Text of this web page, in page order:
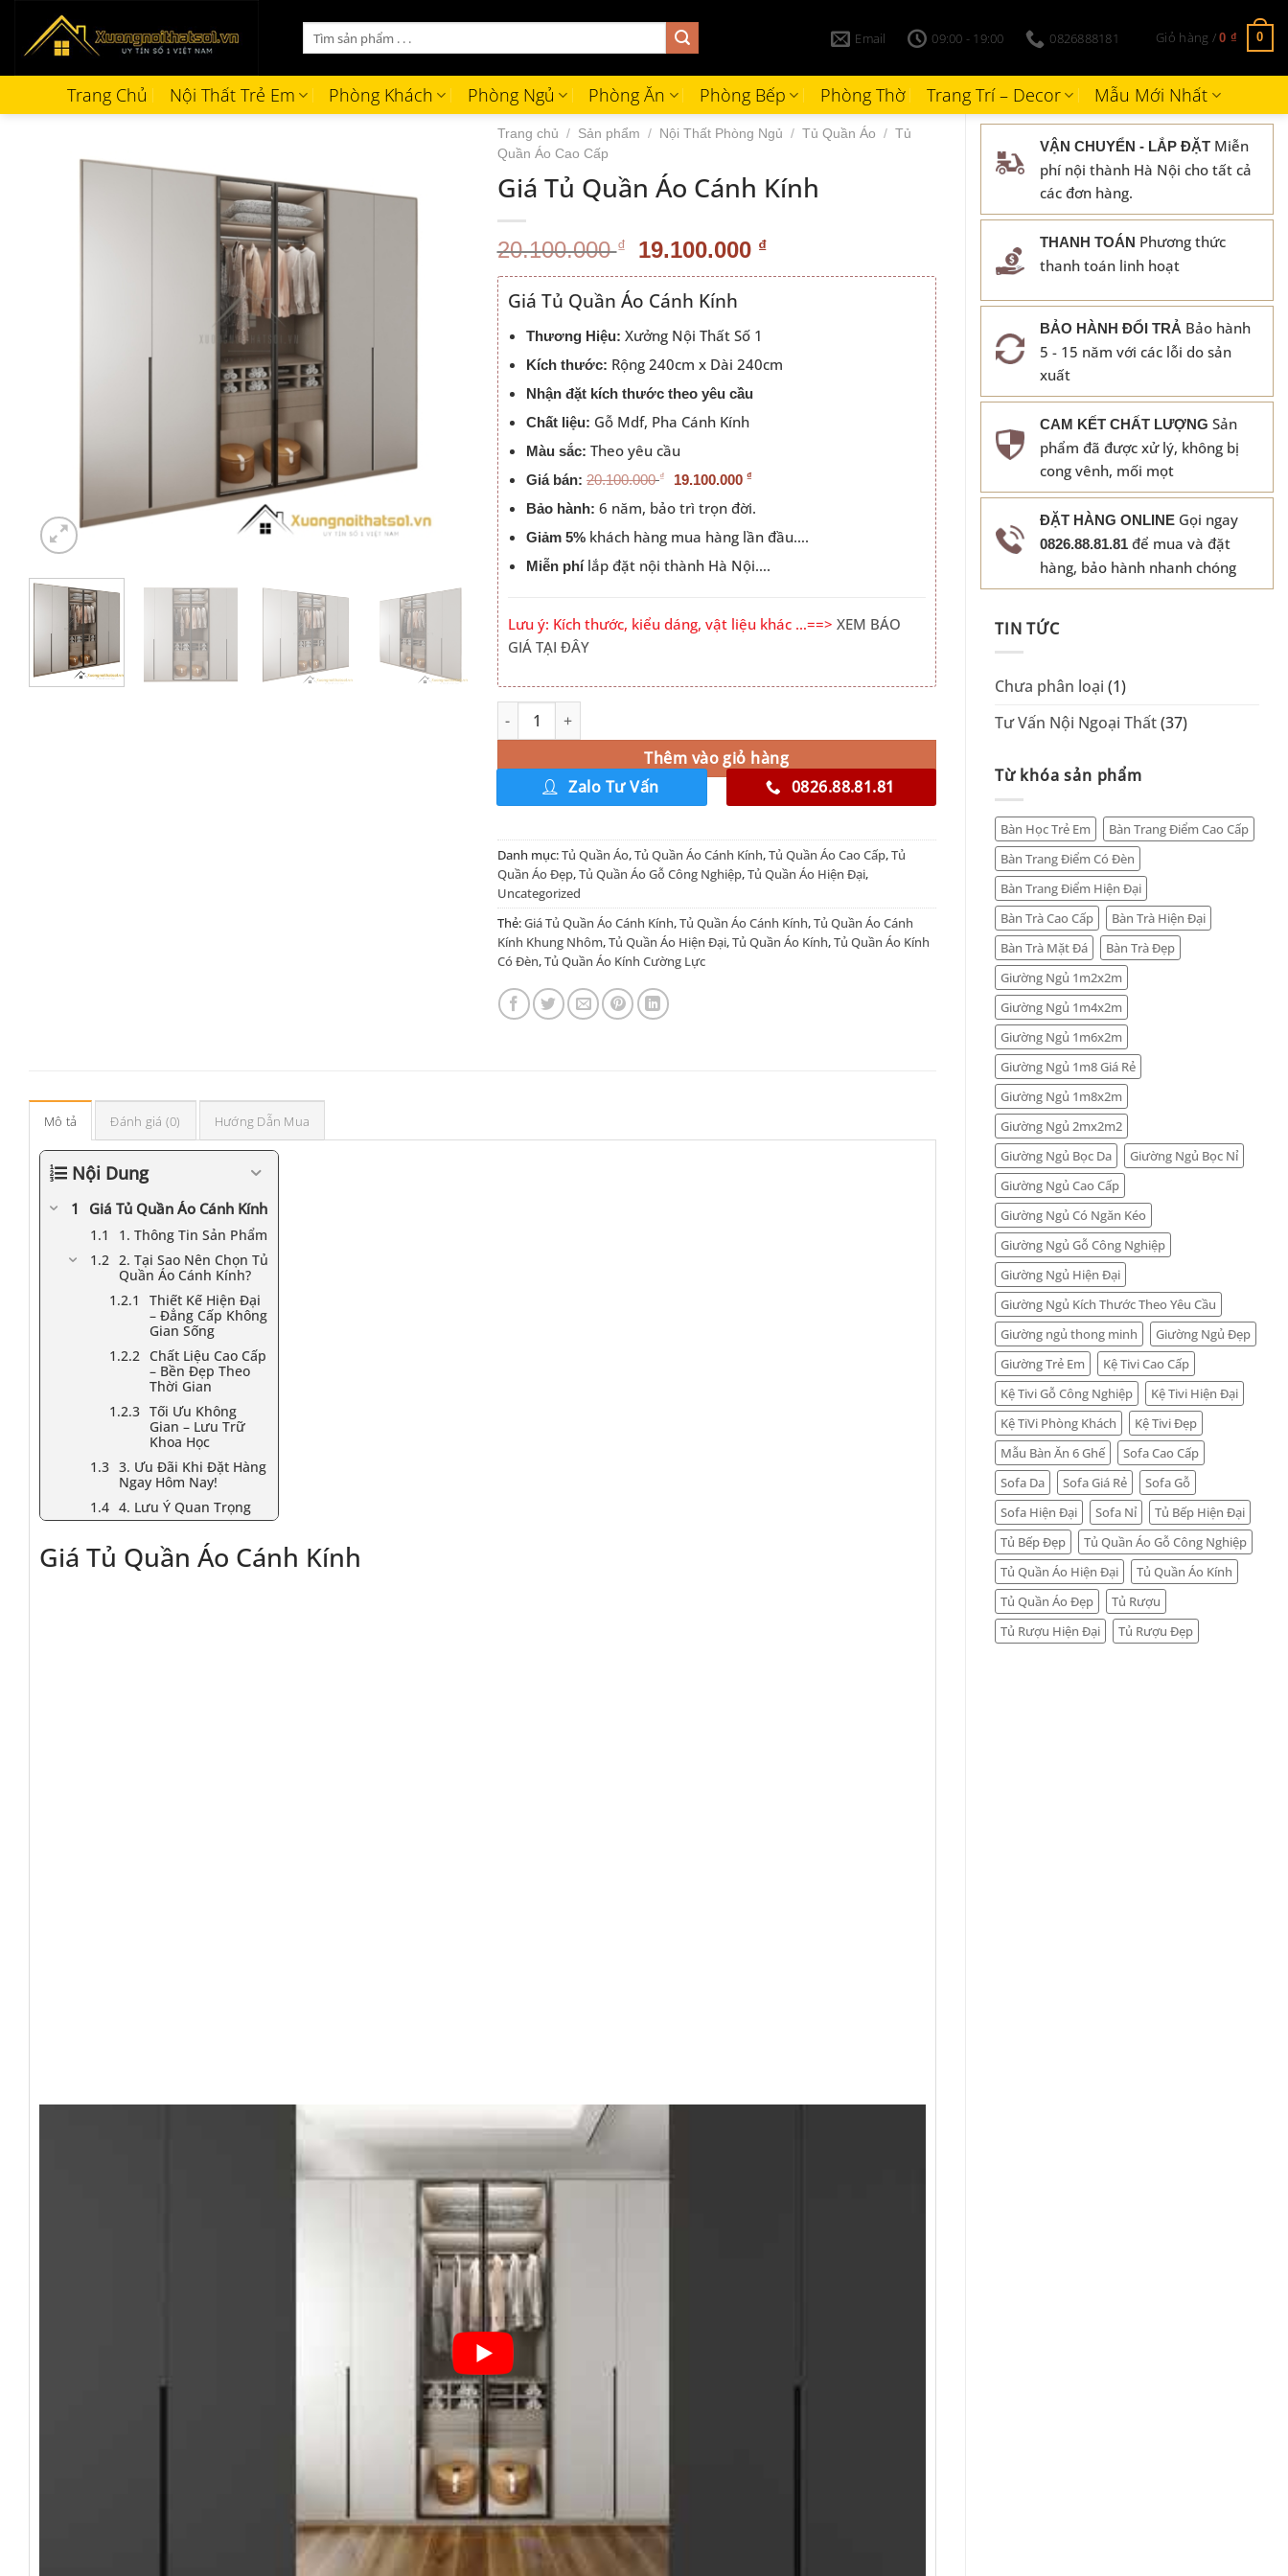
Tìm
kiếm:
Email 09:00 - 19:00 0826888181 Giỏ hàng /0 ₫ 0
Trang Chủ Nội Thất Trẻ Em Phòng Khách Phòng Ngủ Phòng Ăn Phòng Bếp Phòng Thờ Trang Trí – Decor Mẫu Mới Nhất
VẬN CHUYỂN - LẮP ĐẶT Miễn
phí nội thành Hà Nội cho tất cả
các đơn hàng.
THANH TOÁN Phương thức
thanh toán linh hoạt
BẢO HÀNH ĐỔI TRẢ Bảo hành
5 - 15 năm với các lỗi do sản
xuất
CAM KẾT CHẤT LƯỢNG Sản
phẩm đã được xử lý, không bị
cong vênh, mối mọt
ĐẶT HÀNG ONLINE Gọi ngay
0826.88.81.81 để mua và đặt
hàng, bảo hành nhanh chóng
TIN TỨC
Chưa phân loại (1)
Tư Vấn Nội Ngoại Thất(37)
Từ khóa sản phẩm
Bàn Học Trẻ Em
Bàn Trang Điểm Cao Cấp
Bàn Trang Điểm Có Đèn
Bàn Trang Điểm Hiện Đại
Bàn Trà Cao Cấp
Bàn Trà Hiện Đại
Bàn Trà Mặt Đá
Bàn Trà Đẹp
Giường Ngủ 1m2x2m
Giường Ngủ 1m4x2m
Giường Ngủ 1m6x2m
Giường Ngủ 1m8 Giá Rẻ
Giường Ngủ 1m8x2m
Giường Ngủ 2mx2m2
Giường Ngủ Bọc Da
Giường Ngủ Bọc Nỉ
Giường Ngủ Cao Cấp
Giường Ngủ Có Ngăn Kéo
Giường Ngủ Gỗ Công Nghiệp
Giường Ngủ Hiện Đại
Giường Ngủ Kích Thước Theo Yêu Cầu
Giường ngủ thong minh
Giường Ngủ Đẹp
Giường Trẻ Em
Kệ Tivi Cao Cấp
Kệ Tivi Gỗ Công Nghiệp
Kệ Tivi Hiện Đại
Kệ TiVi Phòng Khách
Kệ Tivi Đẹp
Mẫu Bàn Ăn 6 Ghế
Sofa Cao Cấp
Sofa Da
Sofa Giá Rẻ
Sofa Gỗ
Sofa Hiện Đại
Sofa Nỉ
Tủ Bếp Hiện Đại
Tủ Bếp Đẹp
Tủ Quần Áo Gỗ Công Nghiệp
Tủ Quần Áo Hiện Đại
Tủ Quần Áo Kính
Tủ Quần Áo Đẹp
Tủ Rượu
Tủ Rượu Hiện Đại
Tủ Rượu Đẹp
Trang chủ / Sản phẩm / Nội Thất Phòng Ngủ / Tủ Quần Áo / Tủ
Quần Áo Cao Cấp
Giá Tủ Quần Áo Cánh Kính
20.100.000₫ Giá
gốc
là:
20.100.000 ₫.
19.100.000 ₫Giá
hiện
Giá Tủ Quần Áo Cánh Kính
Thương Hiệu: Xưởng Nội Thất Số 1
Kích thước: Rộng 240cm x Dài 240cm
Nhận đặt kích thước theo yêu cầu
Chất liệu: Gỗ Mdf, Pha Cánh Kính
Màu sắc: Theo yêu cầu
Giá bán: 20.100.000 ₫ 19.100.000 ₫
Bảo hành: 6 năm, bảo trì trọn đời.
Giảm 5% khách hàng mua hàng lần đầu….
Miễn phílắp đặt nội thành Hà Nội….
Lưu ý: Kích thước, kiểu dáng, vật liệu khác …==> XEM BÁO
GIÁ TẠI ĐÂY
Giá Tủ Quần Áo Cánh Kính số lượng
Thêm vào giỏ hàng
Alternative:
Zalo Tư Vấn 0826.88.81.81
Danh mục:Tủ Quần Áo,Tủ Quần Áo Cánh Kính,Tủ Quần Áo Cao Cấp,Tủ
Quần Áo Đẹp,Tủ Quần Áo Gỗ Công Nghiệp,Tủ Quần Áo Hiện Đại,
Uncategorized
Thẻ:Giá Tủ Quần Áo Cánh Kính,Tủ Quần Áo Cánh Kính,Tủ Quần Áo Cánh
Kính Khung Nhôm,Tủ Quần Áo Hiện Đại,Tủ Quần Áo Kính,Tủ Quần Áo Kính
Có Đèn,Tủ Quần Áo Kính Cường Lực
Mô tả Đánh giá (0) Hướng Dẫn Mua
Nội Dung
Giá Tủ Quần Áo Cánh Kính
1. Thông Tin Sản Phẩm
2. Tại Sao Nên Chọn Tủ
Quần Áo Cánh Kính?
Thiết Kế Hiện Đại
– Đẳng Cấp Không
Gian Sống
Chất Liệu Cao Cấp
– Bền Đẹp Theo
Thời Gian
Tối Ưu Không
Gian – Lưu Trữ
Khoa Học
3. Ưu Đãi Khi Đặt Hàng
Ngay Hôm Nay!
4. Lưu Ý Quan Trọng
Giá Tủ Quần Áo Cánh Kính